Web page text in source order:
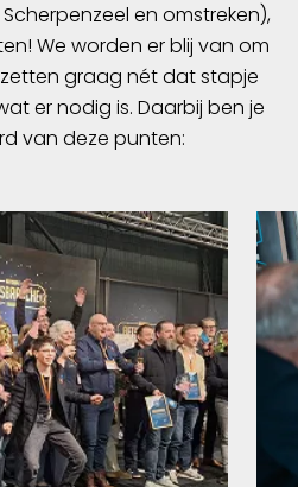
en omstreken),
We worden er blij van om
graag nét dat stapje
er nodig is. Daarbij ben je
van deze punten: